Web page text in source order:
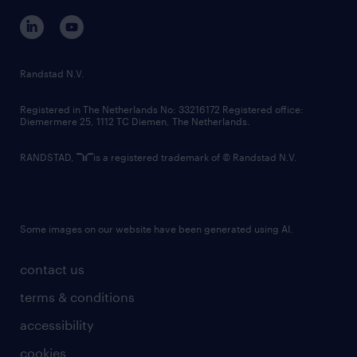
corporate governance
randstad innovation fund
country websites
contact us
terms & conditions
accessibility
cookies
Randstad N.V.
Registered in The Netherlands No: 33216172 Registered office:
Diemermere 25, 1112 TC Diemen, The Netherlands.
RANDSTAD, is a registered trademark of © Randstad N.V.
Some images on our website have been generated using AI.